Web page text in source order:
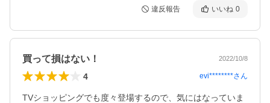
違反報告 いいね 0
買って損はない！ 2022/10/8
4 evi********さん
TVショッピングでも度々登場するので、気にはなっていま